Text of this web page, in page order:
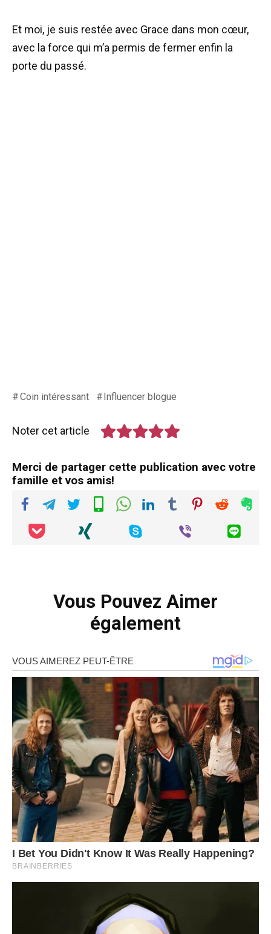
Et moi, je suis restée avec Grace dans mon cœur,
avec la force qui m’a permis de fermer enfin la
porte du passé.
Coin intéressant Influencer blogue
Noter cet article
Merci de partager cette publication avec votre
famille et vos amis!
Vous Pouvez Aimer
également